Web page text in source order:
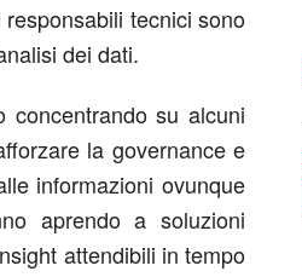
tecnici sono
dei dati.
su alcuni
la governance e
informazioni ovunque
aprendo a soluzioni
attendibili in tempo